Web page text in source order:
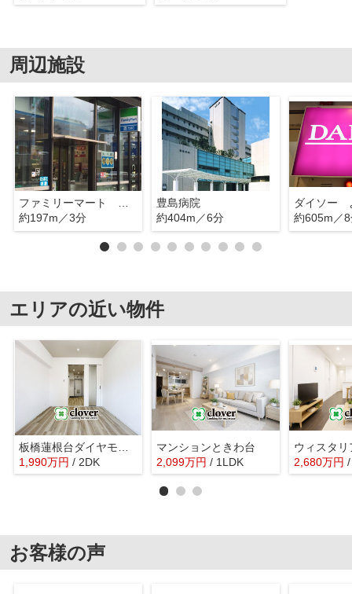
周辺施設
ファミリーマート 熊代栄町店
約197m／3分
豊島病院
約404m／6分
約605m／
エリアの近い物件
1,990万円 / 2DK
マンションときわ台
2,099万円 / 1LDK 2,680万円
お客様の声